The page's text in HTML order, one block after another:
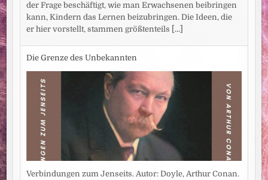
der Frage beschäftigt, wie man Erwachsenen beibringen
kann, Kindern das Lernen beizubringen. Die Ideen, die
er hier vorstellt, stammen größtenteils [...]
Die Grenze des Unbekannten
Verbindungen zum Jenseits. Autor: Doyle, Arthur Conan.